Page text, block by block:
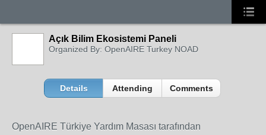
Açık Bilim Ekosistemi Paneli
Organized By: OpenAIRE Turkey NOAD
Details Attending Comments
OpenAIRE Türkiye Yardım Masası tarafından